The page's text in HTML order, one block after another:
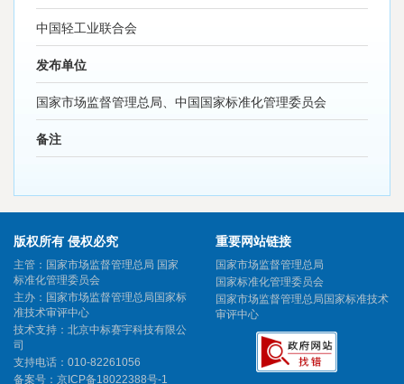
中国轻工业联合会
发布单位
国家市场监督管理总局、中国国家标准化管理委员会
备注
版权所有 侵权必究
主管：国家市场监督管理总局 国家
标准化管理委员会
主办：国家市场监督管理总局国家标
准技术审评中心
技术支持：北京中标赛宇科技有限公
司
支持电话：010-82261056
备案号： 京ICP备18022388号-1
重要网站链接
国家市场监督管理总局
国家标准化管理委员会
国家市场监督管理总局国家标准技术
审评中心